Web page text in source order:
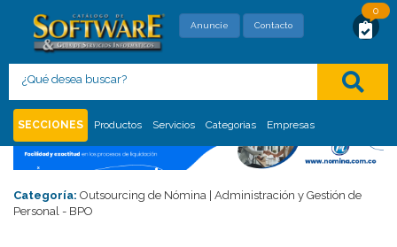
Con este formato usted está solicitando,
directamente al proveedor, mayor información
Anuncie Contacto
0
SECCIONES Productos Servicios Categorias Empresas
Categoría: Outsourcing de Nómina | Administración y Gestión de
Personal - BPO